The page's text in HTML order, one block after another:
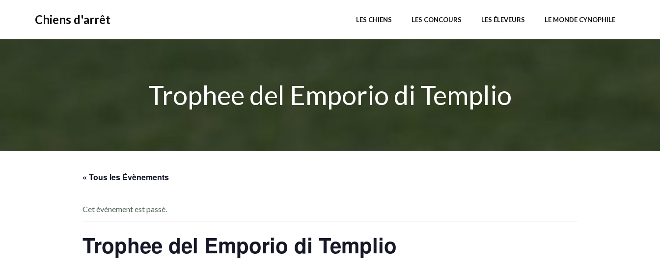
Chiens d'arrêt LES CHIENS LES CONCOURS LES ÉLEVEURS LE MONDE CYNOPHILE
Trophee del Emporio di Templio
« Tous les Évènements
Cet évènement est passé.
Trophee del Emporio di Templio